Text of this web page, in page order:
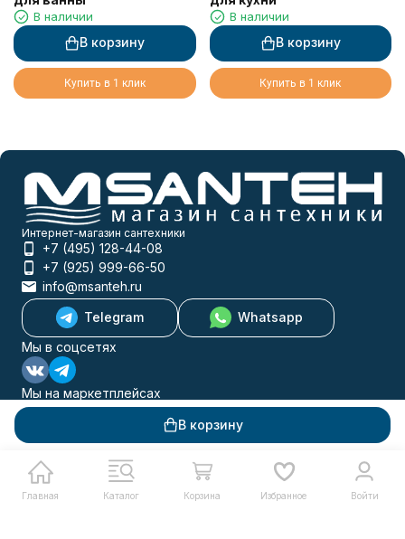
В корзину
В наличии
В корзину
Купить в 1 клик
В наличии
В корзину
Купить в 1 клик
Главная Каталог Корзина Избранное Войти
Интернет-магазин сантехники
+7 (495) 128-44-08
+7 (925) 999-66-50
info@msanteh.ru
Telegram
Whatsapp
Мы в соцсетях
Мы на маркетплейсах
Каталог товаров
Помощь